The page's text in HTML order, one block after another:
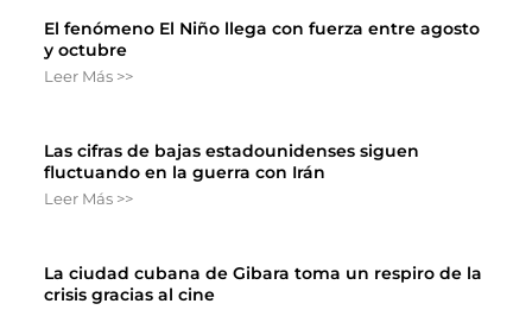
El fenómeno El Niño llega con fuerza entre agosto
y octubre
Leer Más >>
Las cifras de bajas estadounidenses siguen
fluctuando en la guerra con Irán
Leer Más >>
La ciudad cubana de Gibara toma un respiro de la
crisis gracias al cine